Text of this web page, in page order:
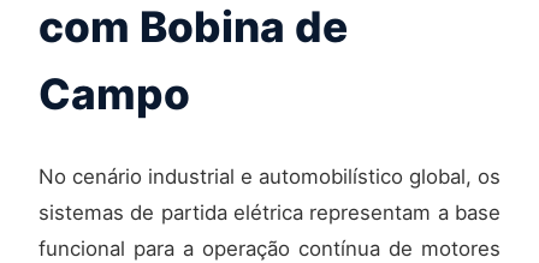
com Bobina de
Campo
No cenário industrial e automobilístico global, os
sistemas de partida elétrica representam a base
funcional para a operação contínua de motores